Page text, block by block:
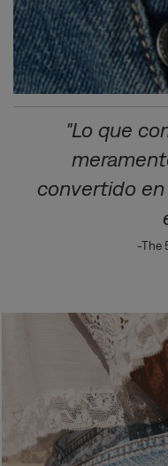
"Lo que
convertido
-The